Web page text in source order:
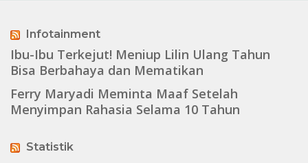
Infotainment
Ibu-Ibu Terkejut! Meniup Lilin Ulang Tahun
Bisa Berbahaya dan Mematikan
Ferry Maryadi Meminta Maaf Setelah
Menyimpan Rahasia Selama 10 Tahun
Statistik